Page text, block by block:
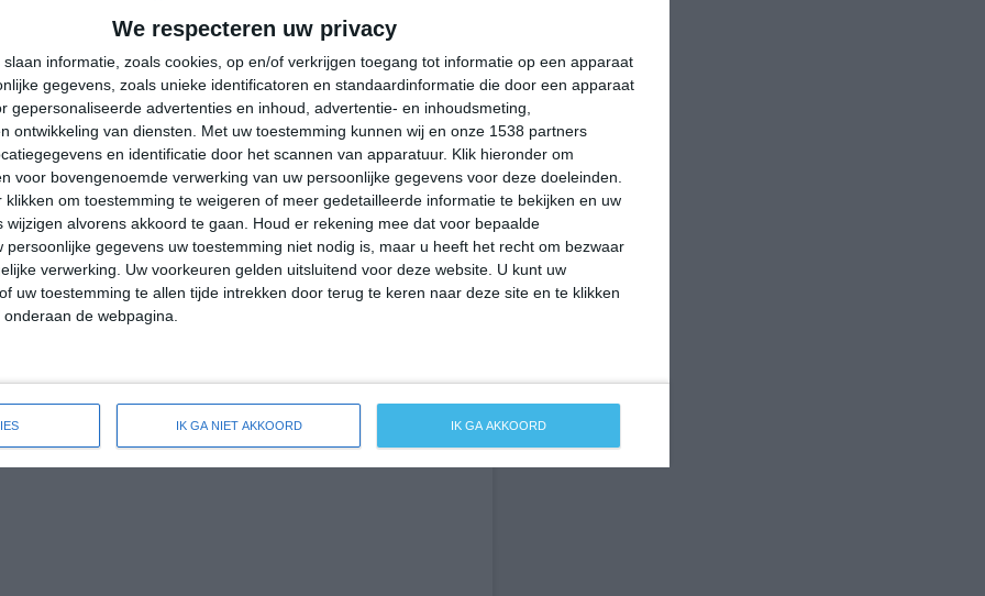
We respecteren uw privacy
slaan informatie, zoals cookies, op en/of verkrijgen toegang tot informatie op een apparaat
gegevens, zoals unieke identificatoren en standaardinformatie die door een apparaat
gepersonaliseerde advertenties en inhoud, advertentie- en inhoudsmeting,
ontwikkeling van diensten.
Met uw toestemming kunnen wij en onze 1538 partners
en identificatie door het scannen van apparatuur. Klik hieronder om
voor bovengenoemde verwerking van uw persoonlijke gegevens voor deze doeleinden.
klikken om toestemming te weigeren of meer gedetailleerde informatie te bekijken en uw
alvorens akkoord te gaan.
Houd er rekening mee dat voor bepaalde
persoonlijke gegevens uw toestemming niet nodig is, maar u heeft het recht om bezwaar
verwerking. Uw voorkeuren gelden uitsluitend voor deze website. U kunt uw
uw toestemming te allen tijde intrekken door terug te keren naar deze site en te klikken
de webpagina.
IK GA NIET AKKOORD IK GA AKKOORD
17
6 16
5 11
2 10
1 10
mm = | 101-200 mm = |meer dan 200 mm =